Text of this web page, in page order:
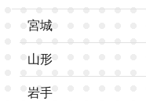
宮城
山形
岩手